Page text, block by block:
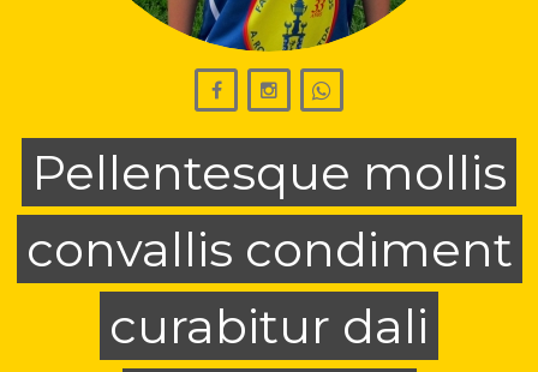
Pellentesque mollis
convallis condiment
curabitur dali